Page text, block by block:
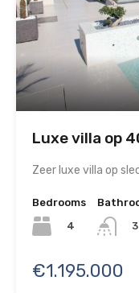
Luxe villa op
Zeer luxe villa op
Bedrooms
4
3
€1.195.000